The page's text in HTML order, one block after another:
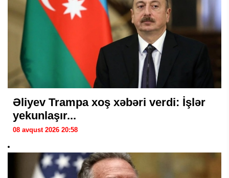
Əliyev Trampa xoş xəbəri verdi: İşlər
yekunlaşır...
08 avqust 2026 20:58